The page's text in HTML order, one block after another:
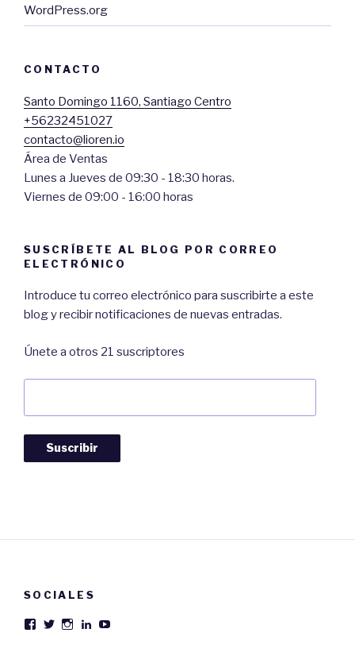
WordPress.org
CONTACTO
Santo Domingo 1160, Santiago Centro
+56232451027
contacto@lioren.io
Área de Ventas
Lunes a Jueves de 09:30 - 18:30 horas.
Viernes de 09:00 - 16:00 horas
SUSCRÍBETE AL BLOG POR CORREO
ELECTRÓNICO
Introduce tu correo electrónico para suscribirte a este
blog y recibir notificaciones de nuevas entradas.
Únete a otros 21 suscriptores
Suscribir
SOCIALES
VerVer Ver Ver